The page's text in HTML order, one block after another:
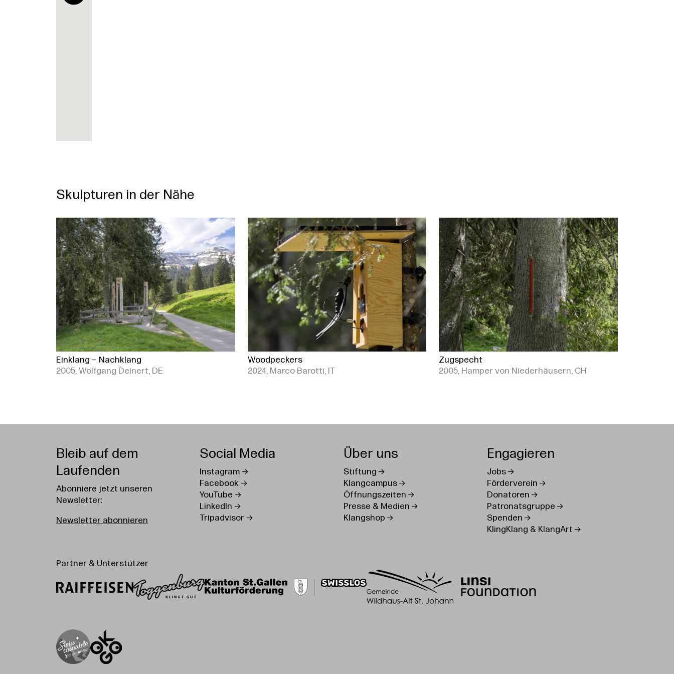
Skulpturen in der Nähe
Einklang – Nachklang
2005, Wolfgang Deinert, DE
Woodpeckers
2024, Marco Barotti, IT
Zugspecht
2005, Hamper von Niederhäusern, CH
Bleib auf dem
Laufenden
Abonniere jetzt unseren
Newsletter:
Newsletter abonnieren
Social Media
Instagram
Facebook
YouTube
LinkedIn
Tripadvisor
Über uns
Stiftung
Klangcampus
Öffnungszeiten
Presse & Medien
Klangshop
Engagieren
Jobs
Förderverein
Donatoren
Patronatsgruppe
Spenden
KlingKlang & KlangArt
Partner & Unterstützer